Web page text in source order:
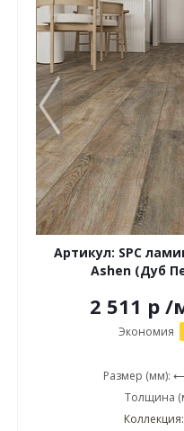
Артикул: SPC
Ashen (Дуб
2 511 р /
Экономия
Размер (мм):
Толщина